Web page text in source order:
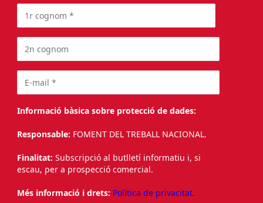
Informació bàsica sobre protecció de dades:
Responsable: FOMENT DEL TREBALL NACIONAL.
Finalitat: Subscripció al butlletí informatiu i, si
escau, per a prospecció comercial.
Més informació i drets: Política de privacitat.